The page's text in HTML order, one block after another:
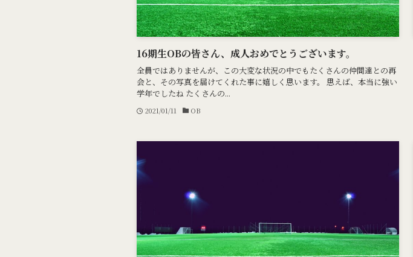
16期生OBの皆さん、成人おめでとうございます。
全員ではありませんが、この大変な状況の中でもたくさんの仲間達との再
会と、その写真を届けてくれた事に嬉しく思います。 思えば、本当に強い
学年でしたね たくさんの...
2021/01/11 OB